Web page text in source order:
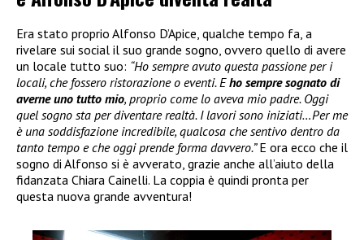
Era stato proprio Alfonso D’Apice, qualche tempo fa, a
rivelare sui social il suo grande sogno, ovvero quello di avere
un locale tutto suo: “Ho sempre avuto questa passione per i
locali, che fossero ristorazione o eventi. Eho sempre sognato di
averne uno tutto mio, proprio come lo aveva mio padre. Oggi
quel sogno sta per diventare realtà. I lavori sono iniziati…Per me
è una soddisfazione incredibile, qualcosa che sentivo dentro da
tanto tempo e che oggi prende forma davvero.”E ora ecco che il
sogno di Alfonso si è avverato, grazie anche all’aiuto della
fidanzata Chiara Cainelli. La coppia è quindi pronta per
questa nuova grande avventura!